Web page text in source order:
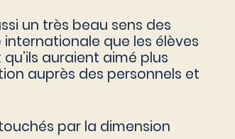
un très beau sens des
que les élèves
auraient aimé plus
auprès des personnels et
par la dimension